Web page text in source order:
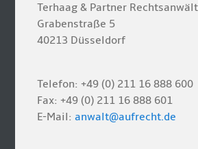
Terhaag & Partner
Grabenstraße 5
40213 Düsseldorf
Telefon: +49 (0) 211 16 888 600
Fax: +49 (0) 211 16 888 601
E-Mail:anwalt@aufrecht.de